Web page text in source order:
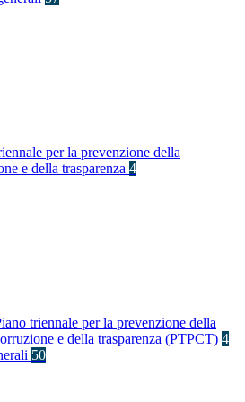
per la prevenzione della
e della trasparenza 4
triennale per la prevenzione della
e della trasparenza (PTPCT) 4
50